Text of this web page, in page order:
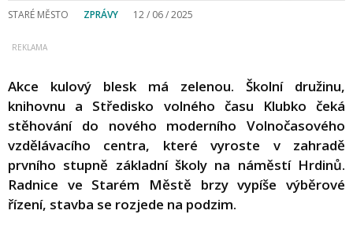
STARÉ MĚSTO ZPRÁVY 12 / 06 / 2025
Akce kulový blesk má zelenou. Školní družinu,
knihovnu a Středisko volného času Klubko čeká
stěhování do nového moderního Volnočasového
vzdělávacího centra, které vyroste v zahradě
prvního stupně základní školy na náměstí Hrdinů.
Radnice ve Starém Městě brzy vypíše výběrové
řízení, stavba se rozjede na podzim.